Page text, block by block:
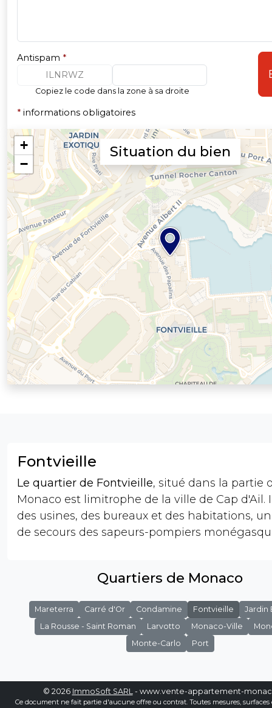
Antispam *
ILNRWZ
Copiez le code dans la zone à sa droite
* informations obligatoires
Situation du bien
Fontvieille
Le quartier de Fontvieille, situé dans la partie
Monaco est limitrophe de la ville de Cap d'Ail.
des usines, des bureaux et des habitations,
de secours des sapeurs-pompiers
Quartiers de Monaco
Mareterra Carré d'Or Condamine Fontvieille
Jardin
La Rousse - Saint Roman
Larvotto Monaco-Ville
Monte-Carlo
Port
© 2026 ImmoSoft SARL- www.vente-appartement-
Ce document ne fait partie d'aucune offre ou contrat. Toutes mesures, surfaces